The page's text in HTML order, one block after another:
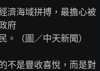
濟海域拼搏，最擔心被
府
。（圖／中天新聞）
不是豐收喜悅，而是對